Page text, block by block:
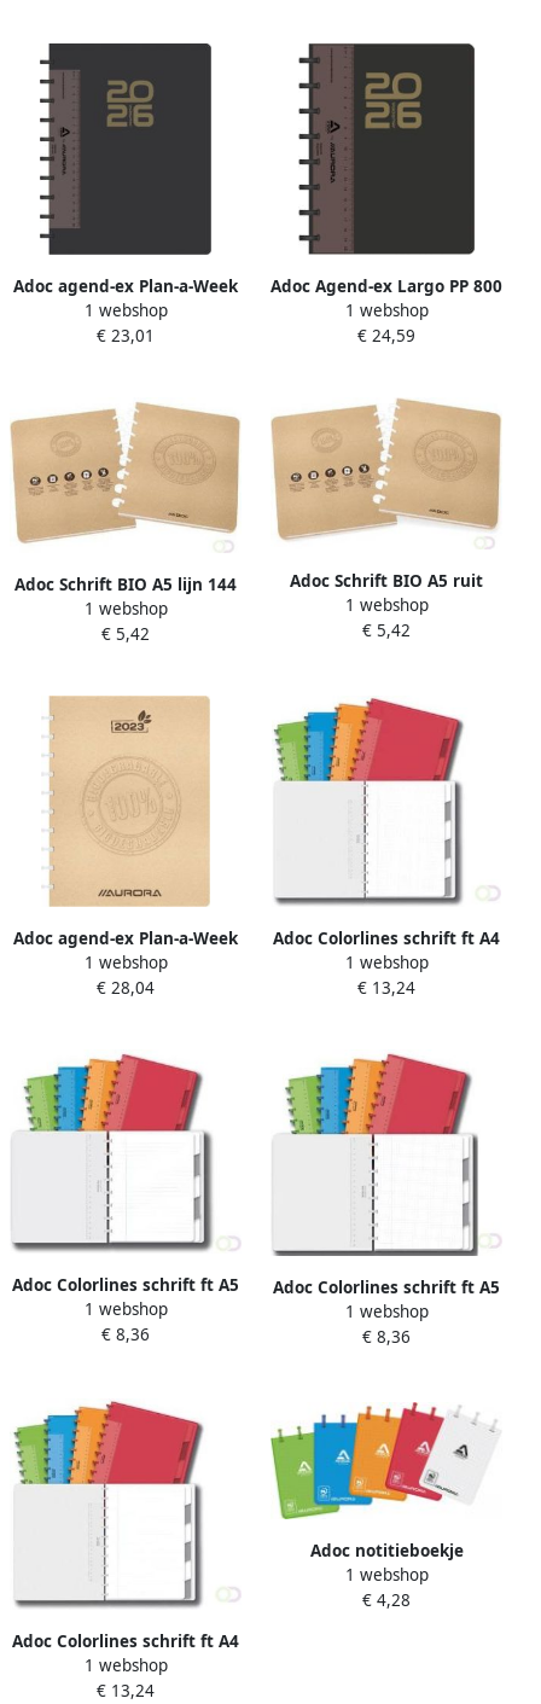
Adoc agend-ex Plan-a-Week
geassorteerde kleuren 2026
1 webshop
€ 23,01
Adoc Agend-ex Largo PP 800
micron Duolux
geassorteerde kleuren 2026
1 webshop
€ 24,59
Adoc Schrift BIO A5 lijn 144
pagina's 90gr kraft
1 webshop
€ 5,42
Adoc Schrift BIO A5 ruit
5x5mm 144 pagina's 90gr
kraft
1 webshop
€ 5,42
Adoc agend-ex Plan-a-Week
Bio 2022
1 webshop
€ 28,04
Adoc Colorlines schrift ft A4
144 bladzijden commercieel
geruit geassorteerde
1 webshop
€ 13,24
Adoc Colorlines schrift ft A5
144 bladzijden gelijnd
geassorteerde kleuren
1 webshop
€ 8,36
Adoc Colorlines schrift ft A5
144 bladzijden geruit 5 mm
geassorteerde kleuren
1 webshop
€ 8,36
Adoc Colorlines schrift ft A4
144 bladzijden gelijnd
geassorteerde kleuren
1 webshop
€ 13,24
Adoc notitieboekje
Colorlines ft A7 geruit 5 mm
geassorteerde kleuren
1 webshop
€ 4,28